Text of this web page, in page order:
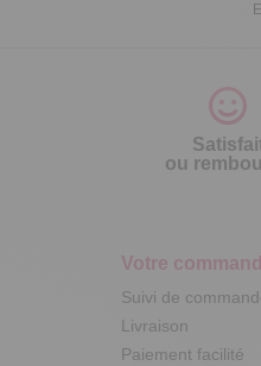
ou
Votre
Suivi de
Livraison
Paiement facilité